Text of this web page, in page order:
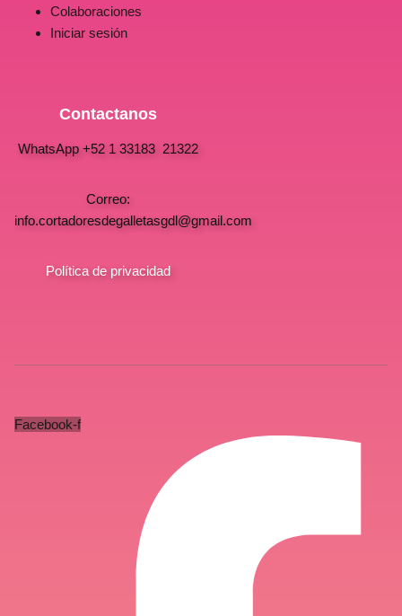
Colaboraciones
Iniciar sesión
Contactanos
WhatsApp +52 1 33183 21322
Correo:
info.cortadoresdegalletasgdl@gmail.com
Política de privacidad
Facebook-f